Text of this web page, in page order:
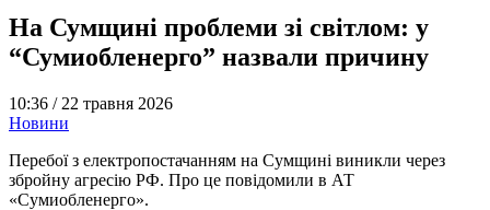
На Сумщині проблеми зі світлом: у
“Сумиобленерго” назвали причину
10:36 / 22 травня 2026
Новини
Перебої з електропостачанням на Сумщині виникли через
збройну агресію РФ. Про це повідомили в АТ
«Сумиобленерго».